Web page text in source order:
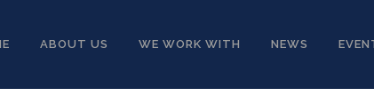
ABOUT US WE WORK WITH NEWS